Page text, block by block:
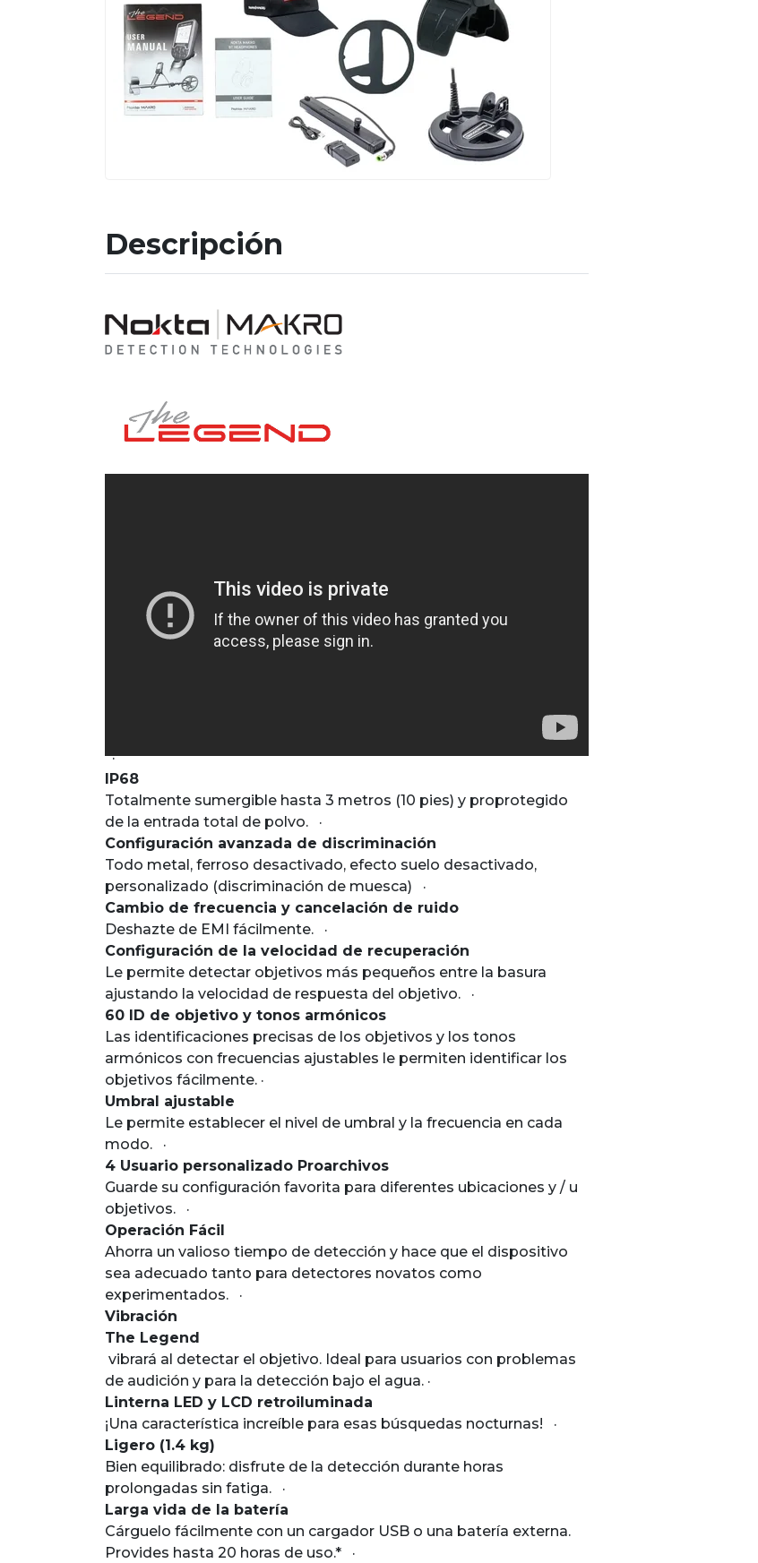
Descripción
·
IP68
Totalmente sumergible hasta 3 metros (10 pies) y proprotegido
de la entrada total de polvo. ·
Configuración avanzada de discriminación
Todo metal, ferroso desactivado, efecto suelo desactivado,
personalizado (discriminación de muesca) ·
Cambio de frecuencia y cancelación de ruido
Deshazte de EMI fácilmente. ·
Configuración de la velocidad de recuperación
Le permite detectar objetivos más pequeños entre la basura
ajustando la velocidad de respuesta del objetivo. ·
60 ID de objetivo y tonos armónicos
Las identificaciones precisas de los objetivos y los tonos
armónicos con frecuencias ajustables le permiten identificar los
objetivos fácilmente. ·
Umbral ajustable
Le permite establecer el nivel de umbral y la frecuencia en cada
modo. ·
4 Usuario personalizado Proarchivos
Guarde su configuración favorita para diferentes ubicaciones y / u
objetivos. ·
Operación Fácil
Ahorra un valioso tiempo de detección y hace que el dispositivo
sea adecuado tanto para detectores novatos como
experimentados. ·
Vibración
The Legend
vibrará al detectar el objetivo. Ideal para usuarios con problemas
de audición y para la detección bajo el agua. ·
Linterna LED y LCD retroiluminada
¡Una característica increíble para esas búsquedas nocturnas! ·
Ligero (1.4 kg)
Bien equilibrado: disfrute de la detección durante horas
prolongadas sin fatiga. ·
Larga vida de la batería
Cárguelo fácilmente con un cargador USB o una batería externa.
Provides hasta 20 horas de uso.* ·